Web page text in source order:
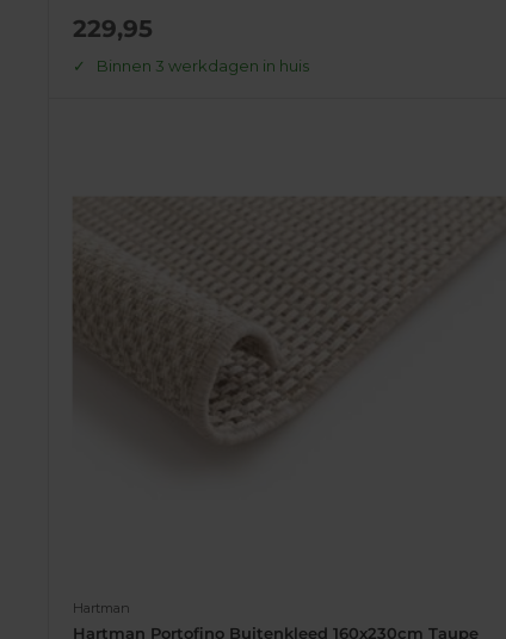
Actie
prijs
229,95
Binnen 3 werkdagen in huis
Hartman
Hartman Portofino Buitenkleed 160x230cm Taupe